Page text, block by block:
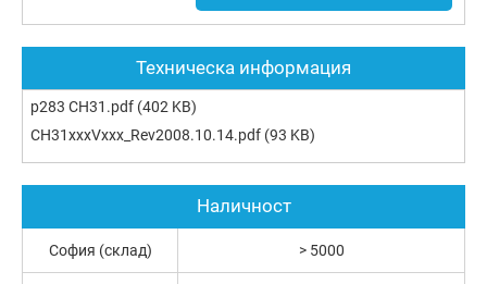
Техническа информация
p283 CH31.pdf (402 KB)
CH31xxxVxxx_Rev2008.10.14.pdf (93 KB)
Наличност
София (склад) > 5000